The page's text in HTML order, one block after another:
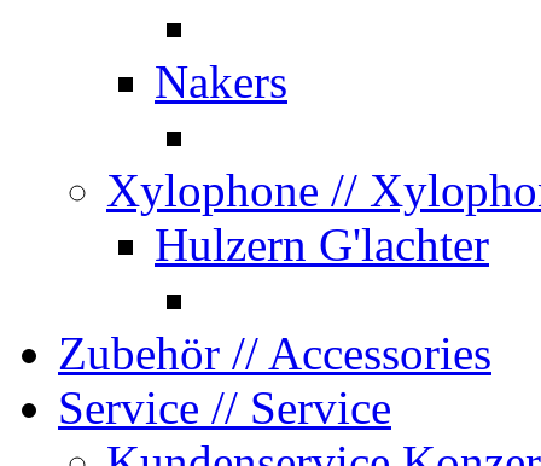
Nakers
Xylophone //
Hulzern G'lachter
Zubehör // Accessories
Service // Service